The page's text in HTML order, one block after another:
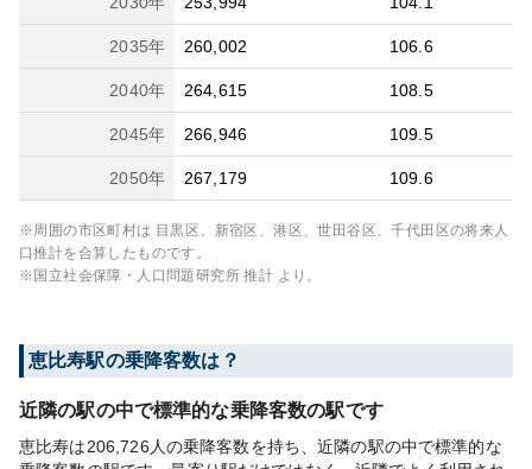
2035年 260,002 106.6
2040年 264,615 108.5
2045年 266,946 109.5
2050年 267,179 109.6
※周囲の市区町村は 目黒区、新宿区、港区、世田谷区、千代田区の将来人
口推計を合算したものです。
※国立社会保障・人口問題研究所 推計 より。
恵比寿駅の乗降客数は？
近隣の駅の中で標準的な乗降客数の駅です
恵比寿は206,726人の乗降客数を持ち、近隣の駅の中で標準的な